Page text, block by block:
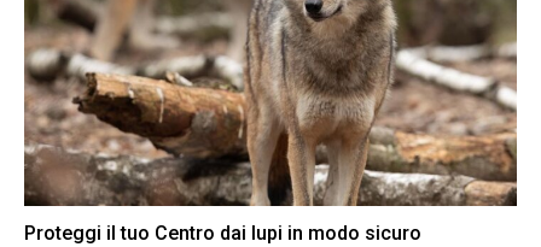
Proteggi il tuo Centro dai lupi in modo sicuro